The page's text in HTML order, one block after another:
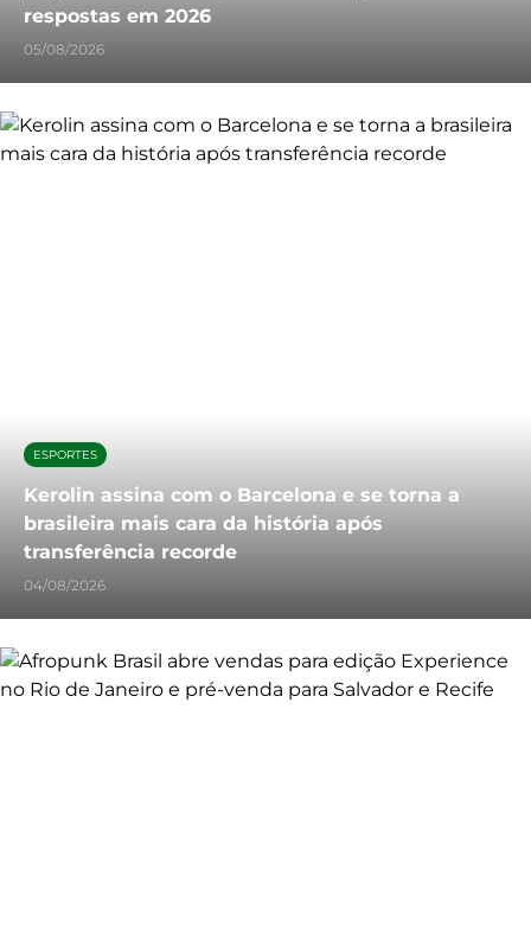
respostas em 2026
05/08/2026
ESPORTES
Kerolin assina com o Barcelona e se torna a
brasileira mais cara da história após
transferência recorde
04/08/2026